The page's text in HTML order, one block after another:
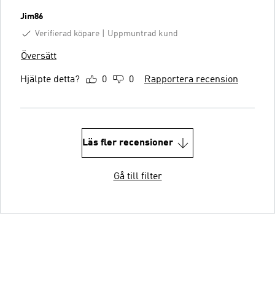
Jim86
Verifierad köpare
Uppmuntrad kund
Översätt
Hjälpte detta? 0 0 Rapportera recension
Läs fler recensioner
Gå till filter